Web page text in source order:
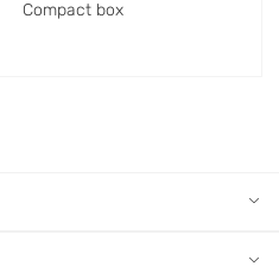
Сompact box